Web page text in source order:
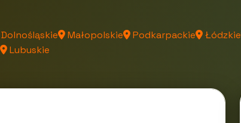
Dolnośląskie Małopolskie Podkarpackie Łódzkie
Lubuskie